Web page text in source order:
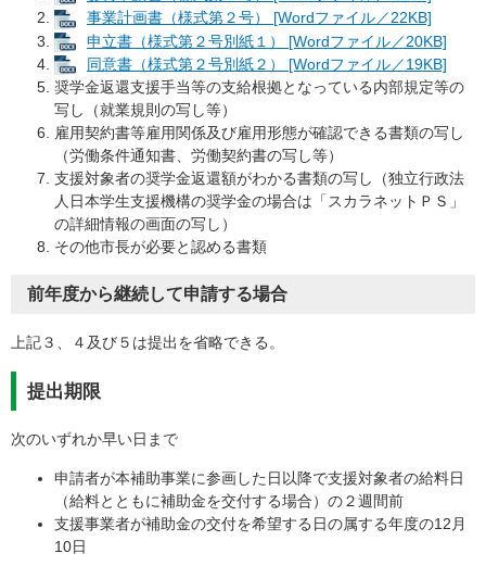
事業計画書（様式第２号） [Wordファイル／22KB]
申立書（様式第２号別紙１） [Wordファイル／20KB]
同意書（様式第２号別紙２） [Wordファイル／19KB]
奨学金返還支援手当等の支給根拠となっている内部規定等の
写し（就業規則の写し等）
雇用契約書等雇用関係及び雇用形態が確認できる書類の写し
（労働条件通知書、労働契約書の写し等）
支援対象者の奨学金返還額がわかる書類の写し（独立行政法
人日本学生支援機構の奨学金の場合は「スカラネットＰＳ」
の詳細情報の画面の写し）
その他市長が必要と認める書類
前年度から継続して申請する場合
上記３、４及び５は提出を省略できる。
提出期限
次のいずれか早い日まで
申請者が本補助事業に参画した日以降で支援対象者の給料日
（給料とともに補助金を交付する場合）の２週間前
支援事業者が補助金の交付を希望する日の属する年度の12月
10日